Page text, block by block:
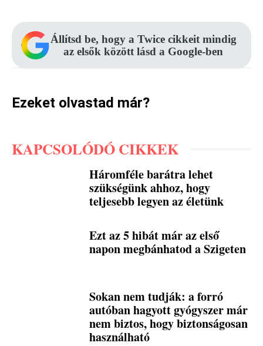
Állítsd be, hogy a Twice cikkeit mindig
az elsők között lásd a Google-ben
Ezeket olvastad már?
KAPCSOLÓDÓ CIKKEK
Háromféle barátra lehet
szükségünk ahhoz, hogy
teljesebb legyen az életünk
Ezt az 5 hibát már az első
napon megbánhatod a Szigeten
Sokan nem tudják: a forró
autóban hagyott gyógyszer már
nem biztos, hogy biztonságosan
használható